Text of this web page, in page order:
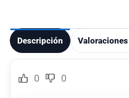
Descripción
0 0